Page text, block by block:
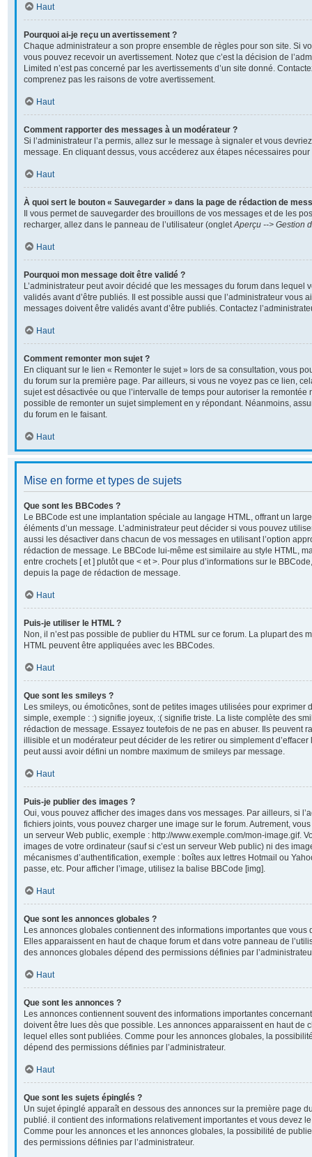
Haut
Pourquoi ai-je reçu un avertissement ?
Chaque administrateur a son propre ensemble de règles pour son site. Si
vous pouvez recevoir un avertissement. Notez que c’est la décision de
Limited n’est pas concerné par les avertissements d’un site donné.
comprenez pas les raisons de votre avertissement.
Haut
Comment rapporter des messages à un modérateur ?
Si l’administrateur l’a permis, allez sur le message à signaler et vous
message. En cliquant dessus, vous accéderez aux étapes nécessaires pour
Haut
À quoi sert le bouton « Sauvegarder » dans la page de rédaction de
Il vous permet de sauvegarder des brouillons de vos messages et de les
recharger, allez dans le panneau de l’utilisateur (ongletAperçu --> Gestion
Haut
Pourquoi mon message doit être validé ?
L’administrateur peut avoir décidé que les messages du forum dans lequel
validés avant d’être publiés. Il est possible aussi que l’administrateur vous
messages doivent être validés avant d’être publiés. Contactez
Haut
Comment remonter mon sujet ?
En cliquant sur le lien « Remonter le sujet » lors de sa consultation, vous
du forum sur la première page. Par ailleurs, si vous ne voyez pas ce lien,
sujet est désactivée ou que l’intervalle de temps pour autoriser la remontée
possible de remonter un sujet simplement en y répondant. Néanmoins,
du forum en le faisant.
Haut
Mise en forme et types de sujets
Que sont les BBCodes ?
Le BBCode est une implantation spéciale au langage HTML, offrant un
éléments d’un message. L’administrateur peut décider si vous pouvez
aussi les désactiver dans chacun de vos messages en utilisant l’option
rédaction de message. Le BBCode lui-même est similaire au style HTML,
entre crochets [ et ] plutôt que < et >. Pour plus d’informations sur le
depuis la page de rédaction de message.
Haut
Puis-je utiliser le HTML ?
Non, il n’est pas possible de publier du HTML sur ce forum. La plupart des
HTML peuvent être appliquées avec les BBCodes.
Haut
Que sont les smileys ?
Les smileys, ou émoticônes, sont de petites images utilisées pour exprimer
simple, exemple : :) signifie joyeux, :( signifie triste. La liste complète des
rédaction de message. Essayez toutefois de ne pas en abuser. Ils peuvent
illisible et un modérateur peut décider de les retirer ou simplement d’effacer
peut aussi avoir défini un nombre maximum de smileys par message.
Haut
Puis-je publier des images ?
Oui, vous pouvez afficher des images dans vos messages. Par ailleurs, si
fichiers joints, vous pouvez charger une image sur le forum. Autrement,
un serveur Web public, exemple : http://www.exemple.com/mon-image.gif.
images de votre ordinateur (sauf si c’est un serveur Web public) ni des
mécanismes d’authentification, exemple : boîtes aux lettres Hotmail ou
passe, etc. Pour afficher l’image, utilisez la balise BBCode [img].
Haut
Que sont les annonces globales ?
Les annonces globales contiennent des informations importantes que vous
Elles apparaissent en haut de chaque forum et dans votre panneau de
des annonces globales dépend des permissions définies par
Haut
Que sont les annonces ?
Les annonces contiennent souvent des informations importantes
doivent être lues dès que possible. Les annonces apparaissent en haut de
lequel elles sont publiées. Comme pour les annonces globales, la
dépend des permissions définies par l’administrateur.
Haut
Que sont les sujets épinglés ?
Un sujet épinglé apparaît en dessous des annonces sur la première page
publié. il contient des informations relativement importantes et vous devez
Comme pour les annonces et les annonces globales, la possibilité de
des permissions définies par l’administrateur.